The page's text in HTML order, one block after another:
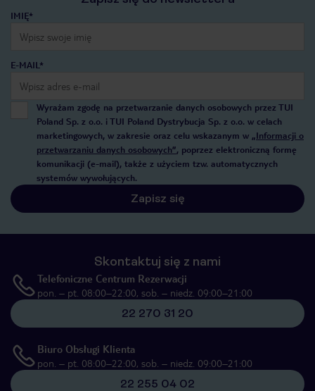
IMIĘ*
E-MAIL*
Wyrażam zgodę na przetwarzanie danych osobowych przez TUI
Poland Sp. z o.o. i TUI Poland Dystrybucja Sp. z o.o. w celach
marketingowych, w zakresie oraz celu wskazanym w „Informacji o
przetwarzaniu danych osobowych”, poprzez elektroniczną formę
komunikacji (e-mail), także z użyciem tzw. automatycznych
systemów wywołujących.
Zapisz się
Skontaktuj się z nami
Telefoniczne Centrum Rezerwacji
pon. – pt. 08:00–22:00, sob. – niedz. 09:00–21:00
22 270 31 20
Biuro Obsługi Klienta
pon. – pt. 08:00–22:00, sob. – niedz. 09:00–21:00
22 255 04 02